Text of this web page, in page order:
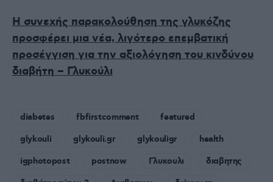
Η συνεχής παρακολούθηση της γλυκόζης
προσφέρει μια νέα, λιγότερο επεμβατική
προσέγγιση για την αξιολόγηση του κινδύνου
διαβήτη – Γλυκούλι
diabetes fbfirstcomment
featured
glykouli
glykouli.gr glykouligr
health
igphotopost
postnow Γλυκουλι
διαβητης